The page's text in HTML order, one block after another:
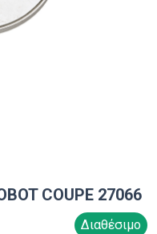
COUPE 27066
Διαθέσιμο